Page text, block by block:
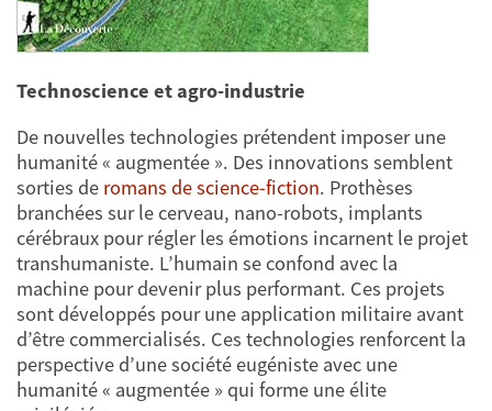
Technoscience et agro-industrie
De nouvelles technologies prétendent imposer une
humanité « augmentée ». Des innovations semblent
sorties de romans de science-fiction. Prothèses
branchées sur le cerveau, nano-robots, implants
cérébraux pour régler les émotions incarnent le projet
transhumaniste. L’humain se confond avec la
machine pour devenir plus performant. Ces projets
sont développés pour une application militaire avant
d’être commercialisés. Ces technologies renforcent la
perspective d’une société eugéniste avec une
humanité « augmentée » qui forme une élite